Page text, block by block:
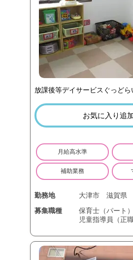
放課後等デイサービスぐっどら
お気に入り追
月給高水準
補助業務
勤務地 大津市
滋賀県
募集職種
保育士（パート）
児童指導員（正